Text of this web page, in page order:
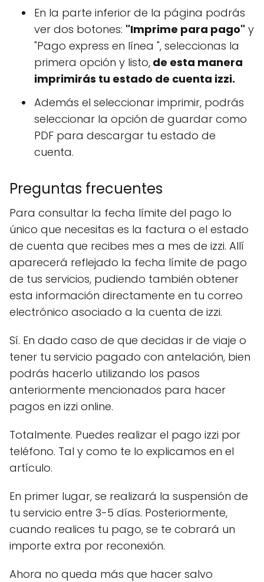
En la parte inferior de la página podrás
ver dos botones: "Imprime para pago" y
"Pago express en línea ", seleccionas la
primera opción y listo, de esta manera
imprimirás tu estado de cuenta izzi.
Además el seleccionar imprimir, podrás
seleccionar la opción de guardar como
PDF para descargar tu estado de
cuenta.
Preguntas frecuentes
Para consultar la fecha límite del pago lo
único que necesitas es la factura o el estado
de cuenta que recibes mes a mes de izzi. Allí
aparecerá reflejado la fecha límite de pago
de tus servicios, pudiendo también obtener
esta información directamente en tu correo
electrónico asociado a la cuenta de izzi.
Sí. En dado caso de que decidas ir de viaje o
tener tu servicio pagado con antelación, bien
podrás hacerlo utilizando los pasos
anteriormente mencionados para hacer
pagos en izzi online.
Totalmente. Puedes realizar el pago izzi por
teléfono. Tal y como te lo explicamos en el
artículo.
En primer lugar, se realizará la suspensión de
tu servicio entre 3-5 días. Posteriormente,
cuando realices tu pago, se te cobrará un
importe extra por reconexión.
Ahora no queda más que hacer salvo